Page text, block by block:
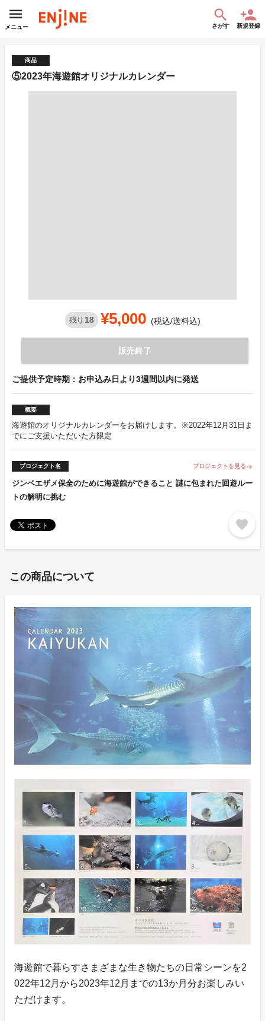
メニュー さがす 新規登録
商品
⑤2023年海遊館オリジナルカレンダー
残り 18 ¥5,000 (税込/送料込)
販売終了
ご提供予定時期：お申込み日より3週間以内に発送
概要
海遊館のオリジナルカレンダーをお届けします。※2022年12月31日ま
でにご支援いただいた方限定
プロジェクト名 プロジェクトを見る arrow_forward
ジンベエザメ保全のために海遊館ができること 謎に包まれた回遊ルー
トの解明に挑む
favorite
この商品について
海遊館で暮らすさまざまな生き物たちの日常シーンを2
022年12月から2023年12月までの13か月分お楽しみい
ただけます。